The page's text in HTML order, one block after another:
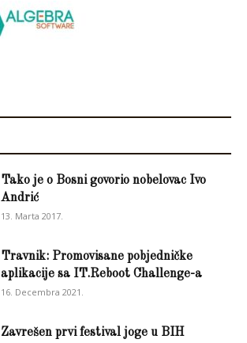
Tako je o Bosni govorio nobelovac Ivo
Andrić
13. Marta 2017.
Travnik: Promovisane pobjedničke
aplikacije sa IT.Reboot Challenge-a
16. Decembra 2021.
Zavrešen prvi festival joge u BIH